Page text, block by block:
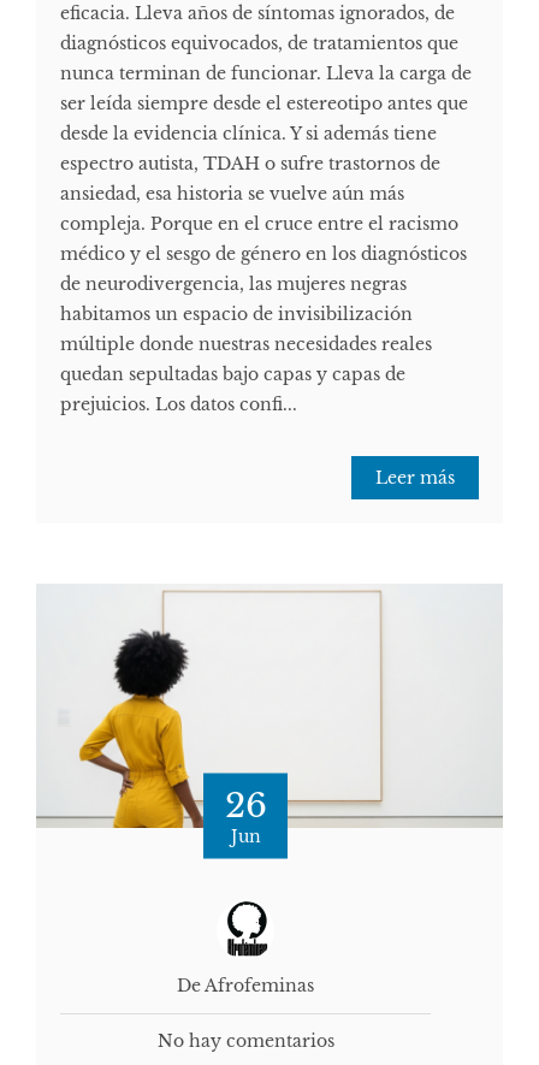
eficacia. Lleva años de síntomas ignorados, de
diagnósticos equivocados, de tratamientos que
nunca terminan de funcionar. Lleva la carga de
ser leída siempre desde el estereotipo antes que
desde la evidencia clínica. Y si además tiene
espectro autista, TDAH o sufre trastornos de
ansiedad, esa historia se vuelve aún más
compleja. Porque en el cruce entre el racismo
médico y el sesgo de género en los diagnósticos
de neurodivergencia, las mujeres negras
habitamos un espacio de invisibilización
múltiple donde nuestras necesidades reales
quedan sepultadas bajo capas y capas de
prejuicios. Los datos confi...
Leer más
26
Jun
De Afrofeminas
No hay comentarios